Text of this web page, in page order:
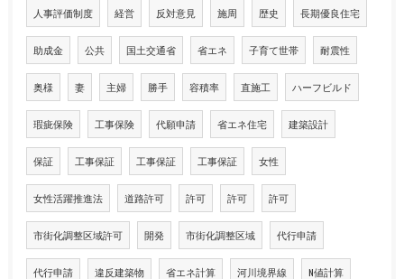
人事評価制度 経営 反対意見 施周 歴史 長期優良住宅
助成金 公共 国土交通省 省エネ 子育て世帯 耐震性
奥様 妻 主婦 勝手 容積率 直施工 ハーフビルド
瑕疵保険 工事保険 代願申請 省エネ住宅 建築設計
保証 工事保証 工事保証 工事保証 女性
女性活躍推進法 道路許可 許可 許可 許可
市街化調整区域許可 開発 市街化調整区域 代行申請
代行申請 違反建築物 省エネ計算 河川境界線 N値計算